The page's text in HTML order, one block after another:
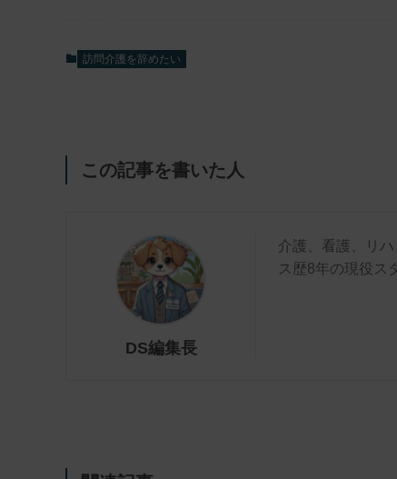
訪問介護を辞めたい
この記事を書いた人
DS編集長
介護、看護、リ
ス歴8年の現役ス